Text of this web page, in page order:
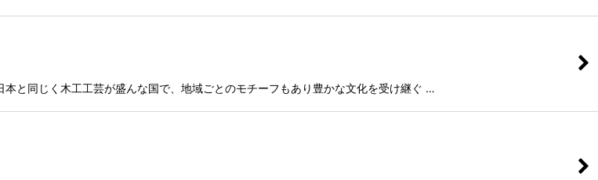
同じく木工工芸が盛んな国で、地域ごとのモチーフもあり豊かな文化を受け継ぐ …